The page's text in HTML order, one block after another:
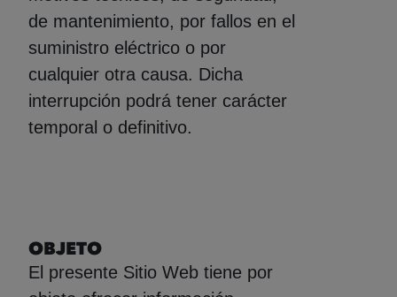
de mantenimiento, por fallos en el
suministro eléctrico o por
cualquier otra causa. Dicha
interrupción podrá tener carácter
temporal o definitivo.
OBJETO
El presente Sitio Web tiene por